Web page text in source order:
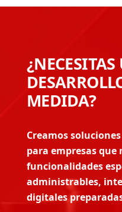
¿NECESITAS
MEDIDA?
Creamos
para empresas que
funcionalidades
administrables,
digitales